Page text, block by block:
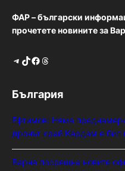
ФАР – български
прочетете новините за
Telegram TikTok Facebook Threads
България
Ефтимов: Няма
дронът край Кардам е бил
Варна посрещна новите